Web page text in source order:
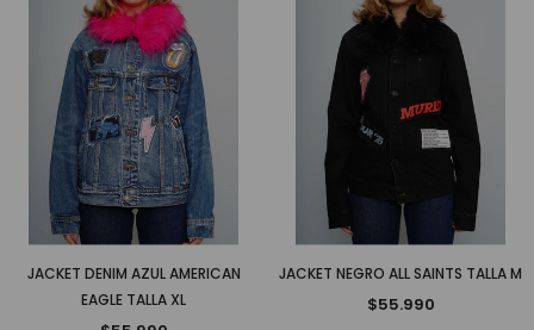
JACKET DENIM AZUL AMERICAN
EAGLE TALLA XL
JACKET NEGRO ALL SAINTS TALLA M
$55.990